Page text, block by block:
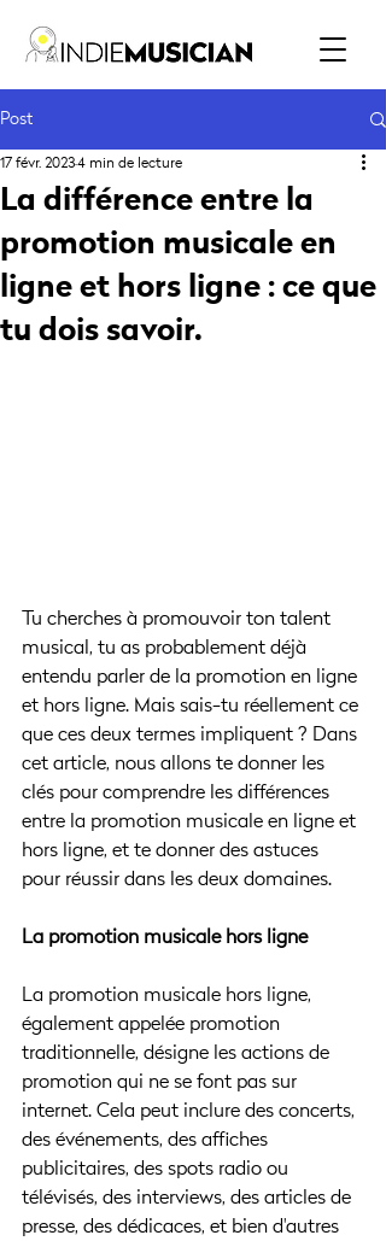
Post
La différence entre la
promotion musicale en
ligne et hors ligne : ce que
tu dois savoir.
17 févr. 20234 min de lecture
Tu cherches à promouvoir ton talent
musical, tu as probablement déjà
entendu parler de la promotion en ligne
et hors ligne. Mais sais-tu réellement ce
que ces deux termes impliquent ? Dans
cet article, nous allons te donner les
clés pour comprendre les différences
entre la promotion musicale en ligne et
hors ligne, et te donner des astuces
pour réussir dans les deux domaines.
La promotion musicale hors ligne
La promotion musicale hors ligne,
également appelée promotion
traditionnelle, désigne les actions de
promotion qui ne se font pas sur
internet. Cela peut inclure des concerts,
des événements, des affiches
publicitaires, des spots radio ou
télévisés, des interviews, des articles de
presse, des dédicaces, et bien d'autres